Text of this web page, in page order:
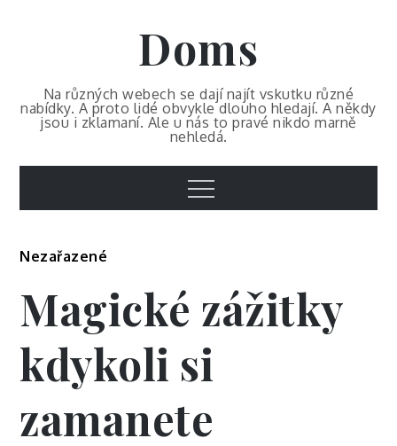
Doms
Na různých webech se dají najít vskutku různé
nabídky. A proto lidé obvykle dlouho hledají. A někdy
jsou i zklamaní. Ale u nás to pravé nikdo marně
nehledá.
Menu
Nezařazené
Magické zážitky
kdykoli si
zamanete